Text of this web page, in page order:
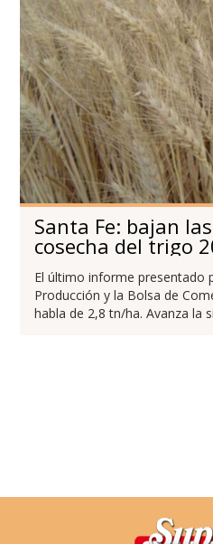
Santa Fe: bajan
cosecha del trigo
El último informe presentado
Producción y la Bolsa de
habla de 2,8 tn/ha. Avanza la